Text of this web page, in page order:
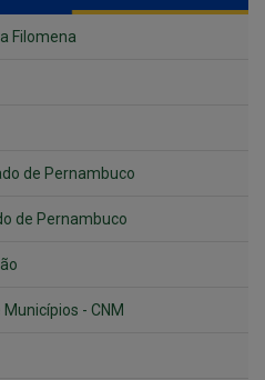
Filomena
de Pernambuco
de Pernambuco
- CNM